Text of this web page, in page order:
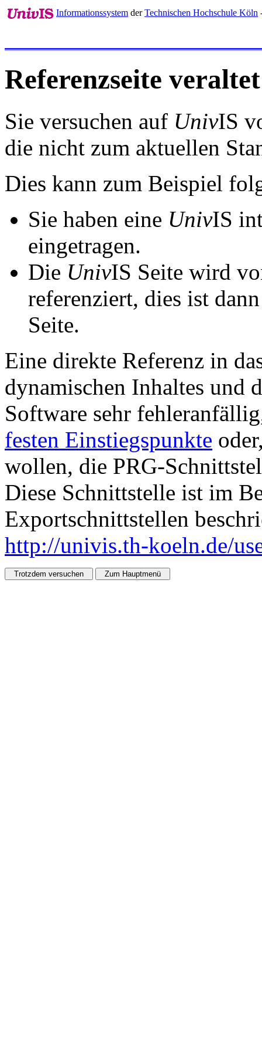
Informationssystem derTechnischen Hochschule Köln
Referenzseite veraltet
Sie versuchen auf UnivIS
die nicht zum aktuellen
Dies kann zum Beispiel
Sie haben eine UnivIS
eingetragen.
Die UnivIS Seite wird
referenziert, dies ist
Seite.
Eine direkte Referenz in
dynamischen Inhaltes und
Software sehr
festen Einstiegspunkte
wollen, die PRG-
Diese Schnittstelle ist im
Exportschnittstellen
http://univis.th-koeln.de/